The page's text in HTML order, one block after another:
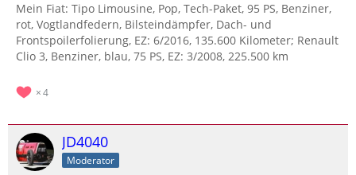
Mein Fiat: Tipo Limousine, Pop, Tech-Paket, 95 PS, Benziner,
rot, Vogtlandfedern, Bilsteindämpfer, Dach- und
Frontspoilerfolierung, EZ: 6/2016, 135.600 Kilometer; Renault
Clio 3, Benziner, blau, 75 PS, EZ: 3/2008, 225.500 km
4
JD4040
Moderator